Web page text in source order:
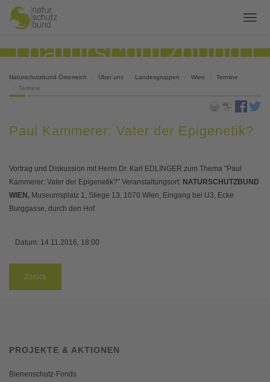
Naturschutzbund Österreich Über uns Landesgruppen Wien
Termine
Termine
Paul Kammerer: Vater der Epigenetik?
Vortrag und Diskussion mit Herrn Dr. Karl EDLINGER zum Thema "Paul
Kammerer: Vater der Epigenetik?" Veranstaltungsort: NATURSCHUTZBUND
WIEN, Museumsplatz 1, Stiege 13, 1070 Wien, Eingang bei U3, Ecke
Burggasse, durch den Hof
Datum: 14.11.2016, 18:00
Zurück
PROJEKTE & AKTIONEN
Bienenschutz-Fonds